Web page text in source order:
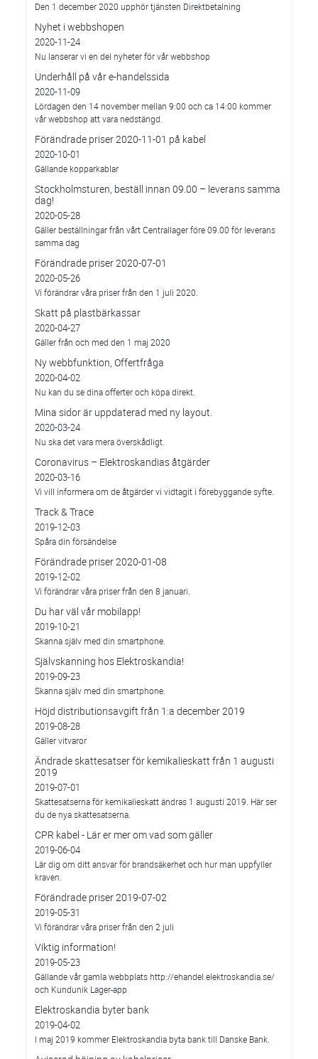
Den 1 december 2020 upphör tjänsten Direktbetalning
Nyhet i webbshopen
2020-11-24
Nu lanserar vi en del nyheter för vår webbshop
Underhåll på vår e-handelssida
2020-11-09
Lördagen den 14 november mellan 9:00 och ca 14:00 kommer
vår webbshop att vara nedstängd.
Förändrade priser 2020-11-01 på kabel
2020-10-01
Gällande kopparkablar
Stockholmsturen, beställ innan 09.00 – leverans samma
dag!
2020-05-28
Gäller beställningar från vårt Centrallager före 09.00 för leverans
samma dag
Förändrade priser 2020-07-01
2020-05-26
Vi förändrar våra priser från den 1 juli 2020.
Skatt på plastbärkassar
2020-04-27
Gäller från och med den 1 maj 2020
Ny webbfunktion, Offertfråga
2020-04-02
Nu kan du se dina offerter och köpa direkt.
Mina sidor är uppdaterad med ny layout.
2020-03-24
Nu ska det vara mera överskådligt.
Coronavirus – Elektroskandias åtgärder
2020-03-16
Vi vill informera om de åtgärder vi vidtagit i förebyggande syfte.
Track & Trace
2019-12-03
Spåra din försändelse
Förändrade priser 2020-01-08
2019-12-02
Vi förändrar våra priser från den 8 januari.
Du har väl vår mobilapp!
2019-10-21
Skanna själv med din smartphone.
Självskanning hos Elektroskandia!
2019-09-23
Skanna själv med din smartphone.
Höjd distributionsavgift från 1:a december 2019
2019-08-28
Gäller vitvaror
Ändrade skattesatser för kemikalieskatt från 1 augusti
2019
2019-07-01
Skattesatserna för kemikalieskatt ändras 1 augusti 2019. Här ser
du de nya skattesatserna.
CPR kabel - Lär er mer om vad som gäller
2019-06-04
Lär dig om ditt ansvar för brandsäkerhet och hur man uppfyller
kraven.
Förändrade priser 2019-07-02
2019-05-31
Vi förändrar våra priser från den 2 juli
Viktig information!
2019-05-23
Gällande vår gamla webbplats http://ehandel.elektroskandia.se/
och Kundunik Lager-app
Elektroskandia byter bank
2019-04-02
I maj 2019 kommer Elektroskandia byta bank till Danske Bank.